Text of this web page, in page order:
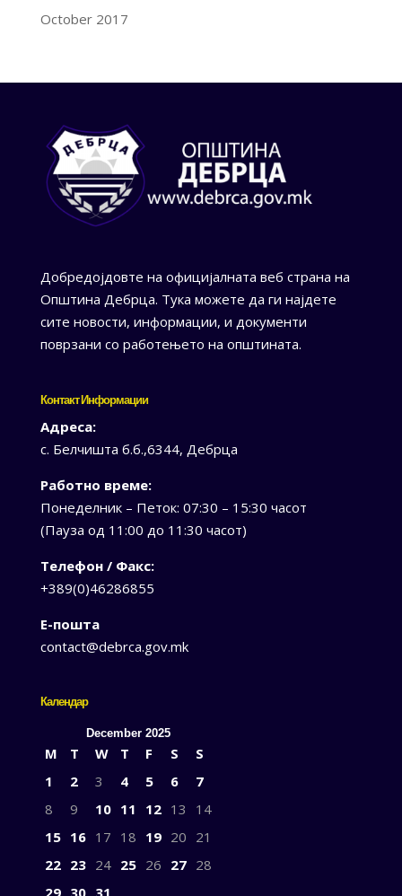
October 2017
Добредојдовте на официјалната веб страна на
Општина Дебрца. Тука можете да ги најдете
сите новости, информации, и документи
поврзани со работењето на општината.
Контакт Информации
Адреса:
с. Белчишта б.б.,6344, Дебрца
Работно време:
Понеделник – Петок: 07:30 – 15:30 часот
(Пауза од 11:00 до 11:30 часот)
Телефон / Факс:
+389(0)46286855
Е-пошта
contact@debrca.gov.mk
Календар
December 2025
M T W T F S
S
1
2 3 4 5 6
7
8
9 10 11 12 13
14
15 16 17 18 19 20 21
22 23 24 25 26 27 28
29 30 31